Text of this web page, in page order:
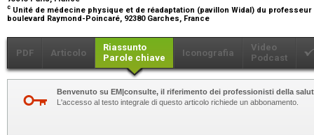
c Unité de médecine physique et de réadaptation (pavillon Widal) du professeur
boulevard Raymond-Poincaré, 92380 Garches, France
PDF Articolo
Riassunto
Parole chiave
Iconografia
Video
Podcast
Benvenuto su EM|consulte, il riferimento dei professionisti della
L'accesso al testo integrale di questo articolo richiede un abbonamento.